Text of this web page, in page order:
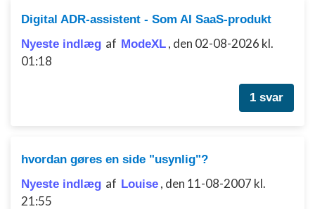
Digital ADR-assistent - Som AI SaaS-produkt
Nyeste indlæg af ModeXL , den 02-08-2026 kl.
01:18
1 svar
hvordan gøres en side "usynlig"?
Nyeste indlæg af Louise , den 11-08-2007 kl.
21:55